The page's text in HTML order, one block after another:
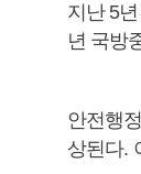
지난 5
년 국방
안전행
상된다.